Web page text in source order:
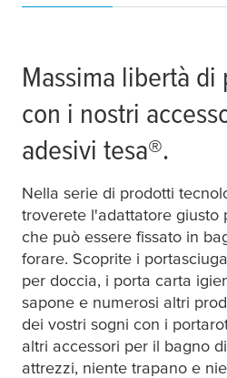
Massima libertà di
con i nostri
adesivi tesa®.
Nella serie di prodotti
troverete l'adattatore giusto
che può essere fissato in
forare. Scoprite i
per doccia, i porta carta
sapone e numerosi altri
dei vostri sogni con i
altri accessori per il bagno di
attrezzi, niente trapano e